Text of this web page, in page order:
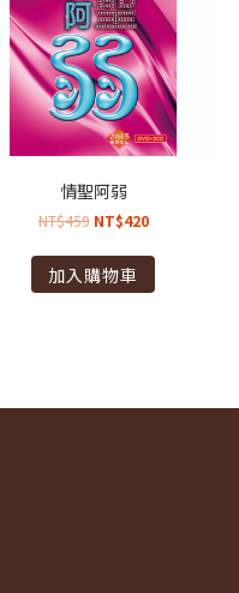
情聖阿弱
NT$459 NT$420
加入購物車